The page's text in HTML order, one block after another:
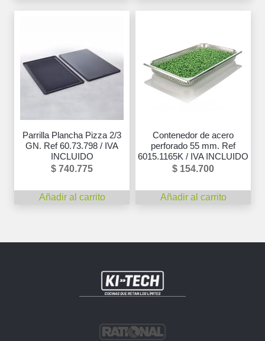
Parrilla Plancha Pizza 2/3
GN. Ref 60.73.798 / IVA
INCLUIDO
$ 740.775
Añadir al carrito
Contenedor de acero
perforado 55 mm. Ref
6015.1165K / IVA INCLUIDO
$ 154.700
Añadir al carrito